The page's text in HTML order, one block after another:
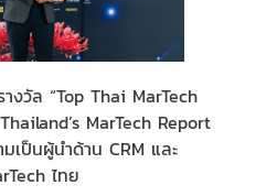
งวัล “Top Thai MarTech
MarTech Report
เป็นผู้นำด้าน CRM และ
ไทย